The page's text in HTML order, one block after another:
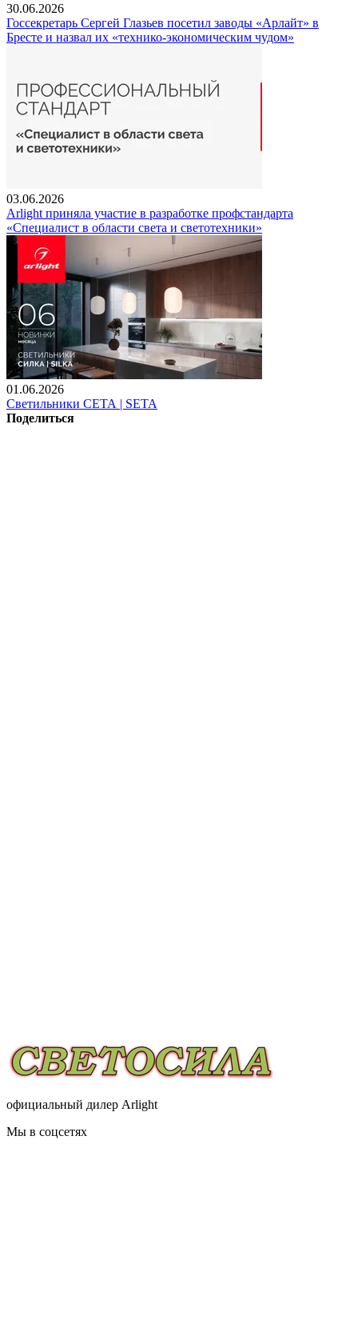
30.06.2026
Госсекретарь Сергей Глазьев посетил заводы «Арлайт» в
Бресте и назвал их «технико-экономическим чудом»
03.06.2026
Arlight приняла участие в разработке профстандарта
«Специалист в области света и светотехники»
01.06.2026
Светильники СЕТА | SETA
Поделиться
официальный дилер Arlight
Мы в соцсетях